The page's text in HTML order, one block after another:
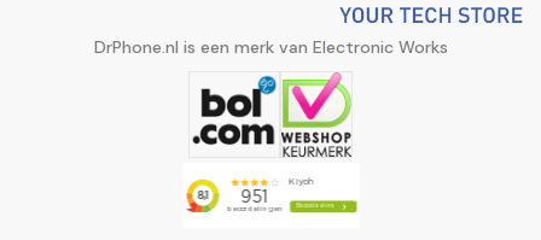
DrPhone.nl is een merk van Electronic Works